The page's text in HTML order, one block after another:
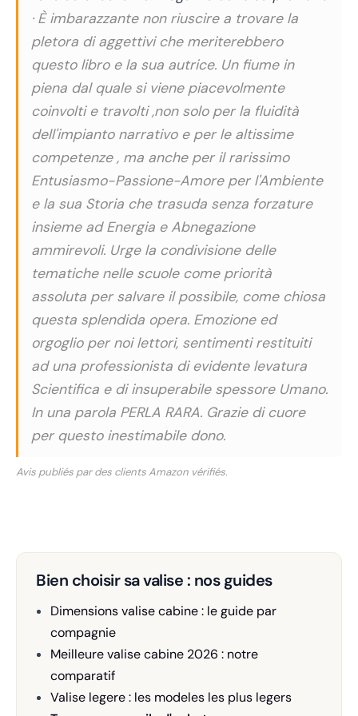
· È imbarazzante non riuscire a trovare la
pletora di aggettivi che meriterebbero
questo libro e la sua autrice. Un fiume in
piena dal quale si viene piacevolmente
coinvolti e travolti ,non solo per la fluidità
dell'impianto narrativo e per le altissime
competenze , ma anche per il rarissimo
Entusiasmo-Passione-Amore per l'Ambiente
e la sua Storia che trasuda senza forzature
insieme ad Energia e Abnegazione
ammirevoli. Urge la condivisione delle
tematiche nelle scuole come priorità
assoluta per salvare il possibile, come chiosa
questa splendida opera. Emozione ed
orgoglio per noi lettori, sentimenti restituiti
ad una professionista di evidente levatura
Scientifica e di insuperabile spessore Umano.
In una parola PERLA RARA. Grazie di cuore
per questo inestimabile dono.
Avis publiés par des clients Amazon vérifiés.
Bien choisir sa valise : nos guides
Dimensions valise cabine : le guide par
compagnie
Meilleure valise cabine 2026 : notre
comparatif
Valise legere : les modeles les plus legers